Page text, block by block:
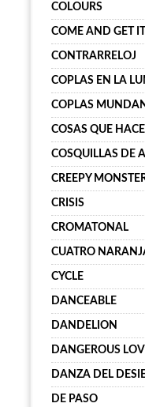
COLOURS
COME AND GET
CONTRARRELOJ
COPLAS EN LA
COPLAS
COSAS QUE
COSQUILLAS DE
CREEPY
CRISIS
CROMATONAL
CUATRO
CYCLE
DANCEABLE
DANDELION
DANGEROUS
DANZA DEL
DE PASO